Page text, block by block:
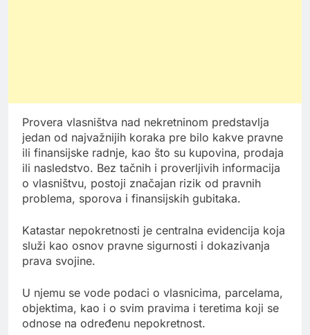
Provera vlasništva nad nekretninom predstavlja
jedan od najvažnijih koraka pre bilo kakve pravne
ili finansijske radnje, kao što su kupovina, prodaja
ili nasledstvo. Bez tačnih i proverljivih informacija
o vlasništvu, postoji značajan rizik od pravnih
problema, sporova i finansijskih gubitaka.
Katastar nepokretnosti je centralna evidencija koja
služi kao osnov pravne sigurnosti i dokazivanja
prava svojine.
U njemu se vode podaci o vlasnicima, parcelama,
objektima, kao i o svim pravima i teretima koji se
odnose na određenu nepokretnost.